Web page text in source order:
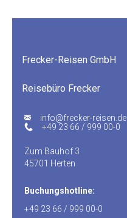
Frecker-Reisen GmbH
Reisebüro Frecker
ed.nesier-rekcerf@ofni
+49 23 66 / 999 00-0
Zum Bauhof 3
45701 Herten
Buchungshotline:
+49 23 66 / 999 00-0